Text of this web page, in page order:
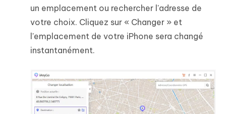
un emplacement ou rechercher l'adresse de
votre choix. Cliquez sur « Changer » et
l'emplacement de votre iPhone sera changé
instantanément.